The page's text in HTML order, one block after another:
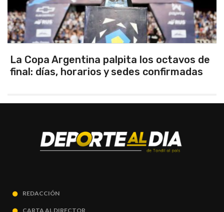
La Copa Argentina palpita los octavos de
final: días, horarios y sedes confirmadas
REDACCIÓN
CARTA AL DIRECTOR